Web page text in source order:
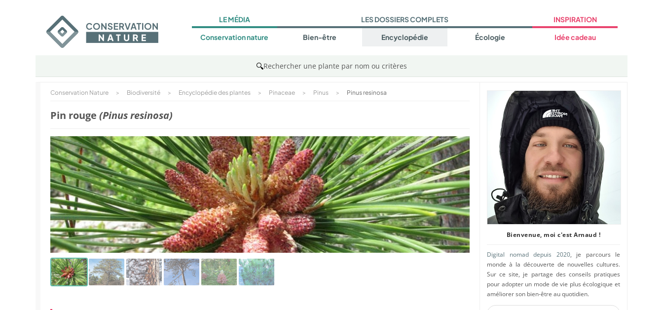
LE MÉDIA
Conservation nature
LES DOSSIERS COMPLETS
Bien-être Encyclopédie Écologie
INSPIRATION
Idée cadeau
🔍Rechercher une plante par nom ou critères
Conservation Nature > Biodiversité > Encyclopédie des plantes > Pinaceae > Pinus > Pinus resinosa
Pin rouge (Pinus resinosa)
Bienvenue, moi c'est Arnaud !
Digital nomad depuis 2020, je parcours le
monde à la découverte de nouvelles cultures.
Sur ce site, je partage des conseils pratiques
pour adopter un mode de vie plus écologique et
améliorer son bien-être au quotidien.